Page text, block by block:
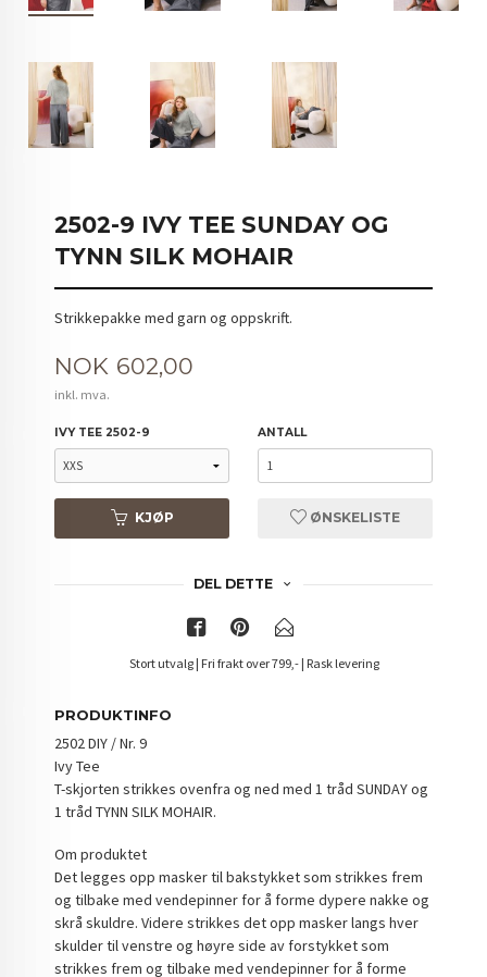
2502-9 IVY TEE SUNDAY OG
TYNN SILK MOHAIR
Strikkepakke med garn og oppskrift.
Pris
NOK 602,00
inkl. mva.
IVY TEE 2502-9 ANTALL
KJØP ØNSKELISTE
DEL DETTE
Stort utvalg | Fri frakt over 799,- | Rask levering
PRODUKTINFO
2502 DIY / Nr. 9
Ivy Tee
T-skjorten strikkes ovenfra og ned med 1 tråd SUNDAY og
1 tråd TYNN SILK MOHAIR.
Om produktet
Det legges opp masker til bakstykket som strikkes frem
og tilbake med vendepinner for å forme dypere nakke og
skrå skuldre. Videre strikkes det opp masker langs hver
skulder til venstre og høyre side av forstykket som
strikkes frem og tilbake med vendepinner for å forme